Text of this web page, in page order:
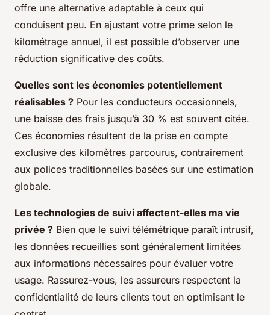
offre une alternative adaptable à ceux qui
conduisent peu. En ajustant votre prime selon le
kilométrage annuel, il est possible d’observer une
réduction significative des coûts.
Quelles sont les économies potentiellement
réalisables ? Pour les conducteurs occasionnels,
une baisse des frais jusqu’à 30 % est souvent citée.
Ces économies résultent de la prise en compte
exclusive des kilomètres parcourus, contrairement
aux polices traditionnelles basées sur une estimation
globale.
Les technologies de suivi affectent-elles ma vie
privée ? Bien que le suivi télémétrique paraît intrusif,
les données recueillies sont généralement limitées
aux informations nécessaires pour évaluer votre
usage. Rassurez-vous, les assureurs respectent la
confidentialité de leurs clients tout en optimisant le